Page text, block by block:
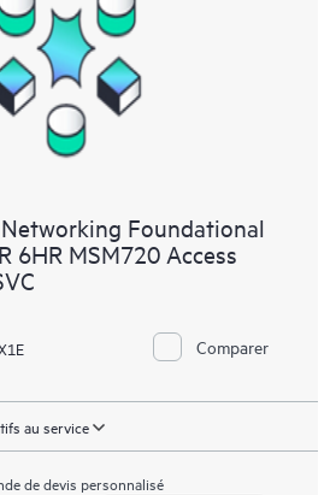
Foundational
6HR MSM720 Access
Comparer
au service
de devis personnalisé